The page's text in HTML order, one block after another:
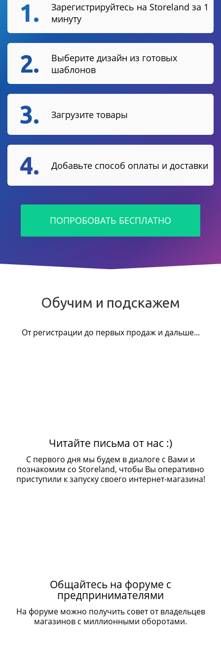
1.
Зарегистрируйтесь на Storeland за 1
минуту
2.
Выберите дизайн из готовых
шаблонов
3. Загрузите товары
4. Добавьте способ оплаты и доставки
ПОПРОБОВАТЬ БЕСПЛАТНО
Обучим и подскажем
От регистрации до первых продаж и дальше...
Читайте письма от нас :)
С первого дня мы будем в диалоге с Вами и
познакомим со Storeland, чтобы Вы оперативно
приступили к запуску своего интернет-магазина!
Общайтесь на форуме с
предпринимателями
На форуме можно получить совет от владельцев
магазинов с миллионными оборотами.